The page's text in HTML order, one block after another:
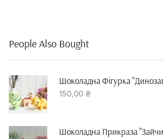
People Also Bought
Шоколадна Фігурка
150,00 ₴
Шоколадна Прикраза